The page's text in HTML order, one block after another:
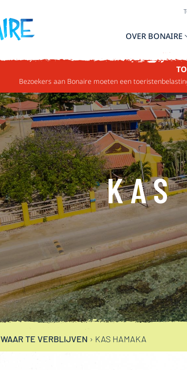
OVER BONAIRE
Bezoekers aan Bonaire moeten een
KAS
WAAR TE VERBLIJVEN › KAS HAMAKA